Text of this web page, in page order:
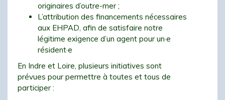
originaires d’outre-mer ;
L’attribution des financements nécessaires
aux EHPAD, afin de satisfaire notre
légitime exigence d’un agent pour un·e
résident·e
En Indre et Loire, plusieurs initiatives sont
prévues pour permettre à toutes et tous de
participer :